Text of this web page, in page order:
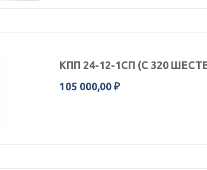
КПП 24-12-1СП (С 320
105 000,00 ₽